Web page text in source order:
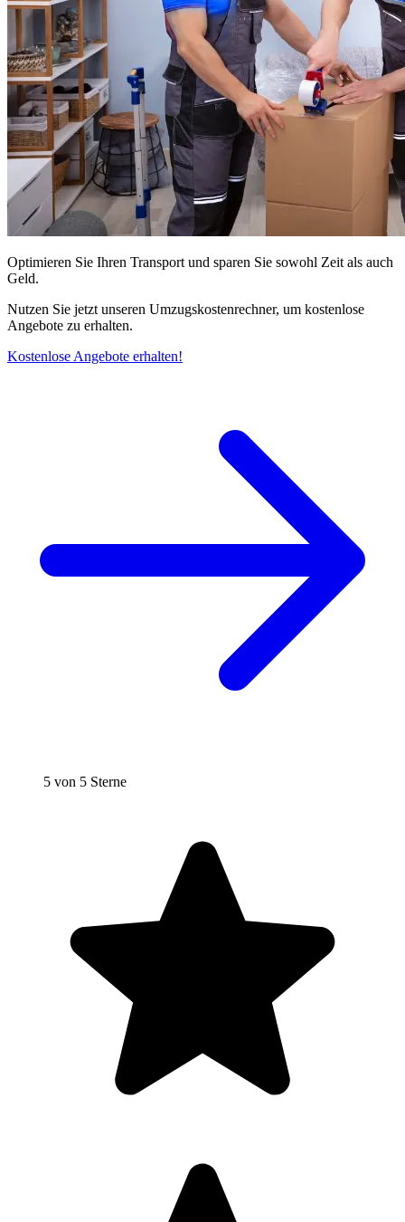
Optimieren Sie Ihren Transport und sparen Sie sowohl Zeit als auch
Geld.
Nutzen Sie jetzt unseren Umzugskostenrechner, um kostenlose
Angebote zu erhalten.
Kostenlose Angebote erhalten!
5 von 5 Sterne